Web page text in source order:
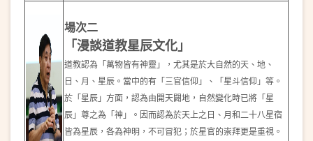
場次二
「漫談道教星辰文化」
道教認為「萬物皆有神靈」，尤其是於大自然的天、地、
日、月、星辰。當中的有「三官信仰」、「星斗信仰」等。
於「星辰」方面，認為由開天闢地，自然變化時已將「星
辰」尊之為「神」。因而認為於天上之日、月和二十八星宿
皆為星辰，各為神明，不可冒犯；於星官的崇拜更是重視。